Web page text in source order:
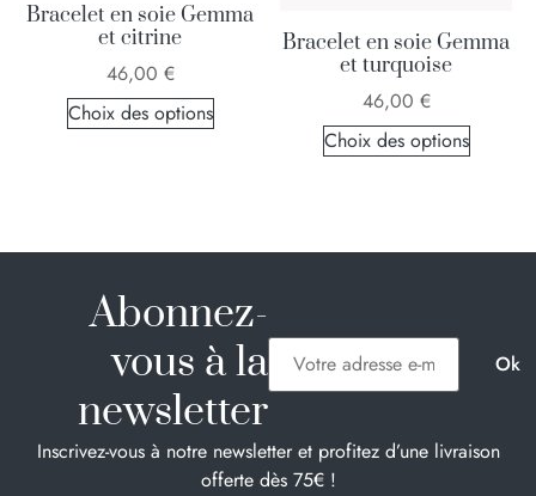
Bracelet en soie Gemma
et citrine
46,00 €
Choix des options
Bracelet en soie Gemma
et turquoise
46,00 €
Choix des options
Abonnez-
vous à la
newsletter
Inscrivez-vous à notre newsletter et profitez d’une livraison
offerte dès 75€ !